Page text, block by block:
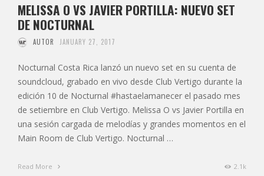
MELISSA O VS JAVIER PORTILLA: NUEVO SET
DE NOCTURNAL
AUTOR JANUARY 27, 2017
Nocturnal Costa Rica lanzó un nuevo set en su cuenta de
soundcloud, grabado en vivo desde Club Vertigo durante la
edición 10 de Nocturnal #hastaelamanecer el pasado mes
de setiembre en Club Vertigo. Melissa O vs Javier Portilla en
una sesión cargada de melodías y grandes momentos en el
Main Room de Club Vertigo. Nocturnal …
Read More 2.1k